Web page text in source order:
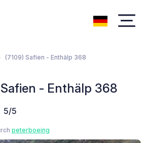
(7109) Safien - Enthälp 368
- Enthälp 368
5/5
peterboeing